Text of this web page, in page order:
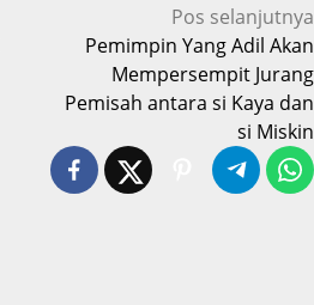
Pos selanjutnya
Pemimpin Yang Adil Akan
Mempersempit Jurang
Pemisah antara si Kaya dan
si Miskin